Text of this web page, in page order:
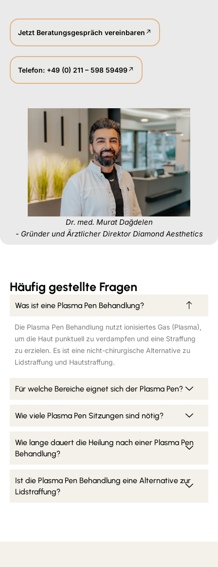
Jetzt Beratungsgespräch vereinbaren
Telefon: +49 (0) 211 – 598 59499
Dr. med. Murat Dağdelen
- Gründer und Ärztlicher Direktor Diamond Aesthetics
Häufig gestellte Fragen
Was ist eine Plasma Pen Behandlung?
Die Plasma Pen Behandlung nutzt ionisiertes Gas (Plasma),
um die Haut punktuell zu verdampfen und eine Straffung
zu erzielen. Es ist eine nicht-chirurgische Alternative zu
Lidstraffung und Hautstraffung.
Für welche Bereiche eignet sich der Plasma Pen?
Wie viele Plasma Pen Sitzungen sind nötig?
Wie lange dauert die Heilung nach einer Plasma Pen
Behandlung?
Ist die Plasma Pen Behandlung eine Alternative zur
Lidstraffung?